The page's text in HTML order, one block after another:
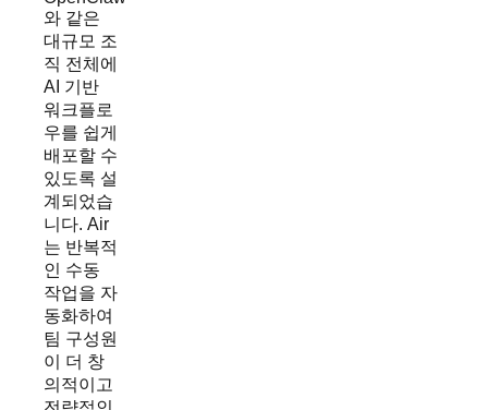
와 같은
대규모 조
직 전체에
AI 기반
워크플로
우를 쉽게
배포할 수
있도록 설
계되었습
니다. Air
는 반복적
인 수동
작업을 자
동화하여
팀 구성원
이 더 창
의적이고